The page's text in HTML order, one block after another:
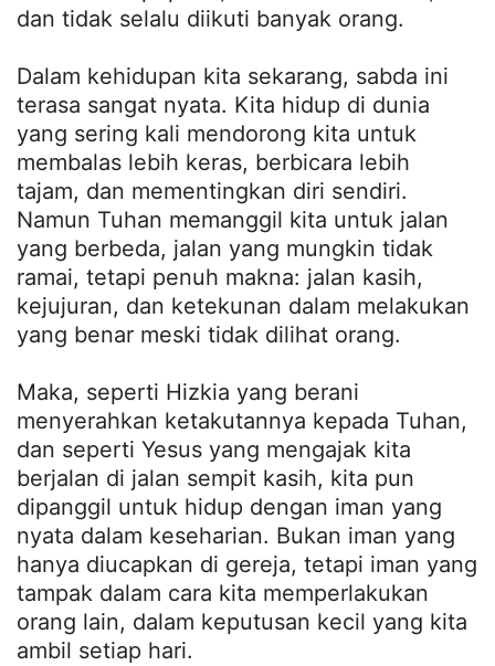
dan tidak selalu diikuti banyak orang.
Dalam kehidupan kita sekarang, sabda ini
terasa sangat nyata. Kita hidup di dunia
yang sering kali mendorong kita untuk
membalas lebih keras, berbicara lebih
tajam, dan mementingkan diri sendiri.
Namun Tuhan memanggil kita untuk jalan
yang berbeda, jalan yang mungkin tidak
ramai, tetapi penuh makna: jalan kasih,
kejujuran, dan ketekunan dalam melakukan
yang benar meski tidak dilihat orang.
Maka, seperti Hizkia yang berani
menyerahkan ketakutannya kepada Tuhan,
dan seperti Yesus yang mengajak kita
berjalan di jalan sempit kasih, kita pun
dipanggil untuk hidup dengan iman yang
nyata dalam keseharian. Bukan iman yang
hanya diucapkan di gereja, tetapi iman yang
tampak dalam cara kita memperlakukan
orang lain, dalam keputusan kecil yang kita
ambil setiap hari.